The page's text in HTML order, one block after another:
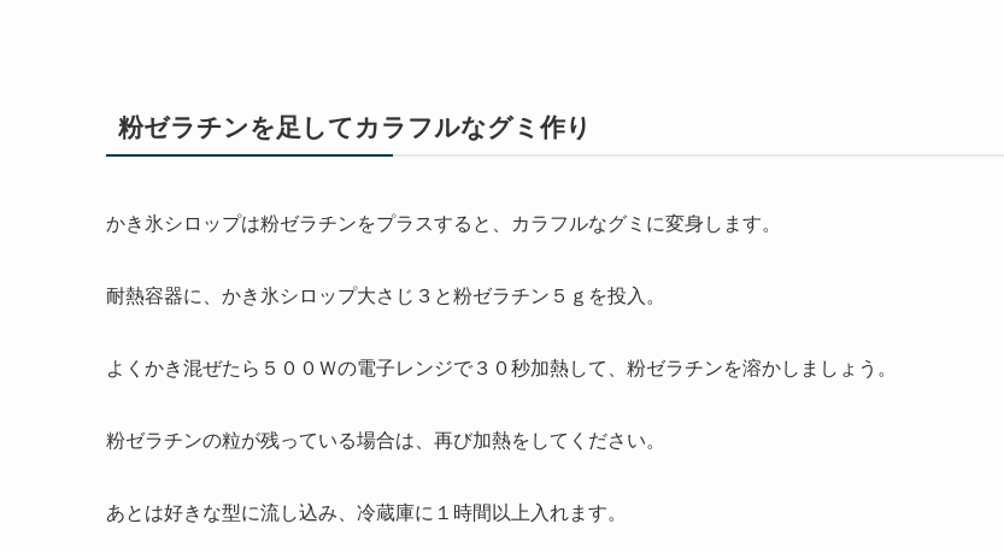
粉ゼラチンを足してカラフルなグミ作り
かき氷シロップは粉ゼラチンをプラスすると、カラフルなグミに変身します。
耐熱容器に、かき氷シロップ大さじ３と粉ゼラチン５ｇを投入。
よくかき混ぜたら５００Ｗの電子レンジで３０秒加熱して、粉ゼラチンを溶かしましょう。
粉ゼラチンの粒が残っている場合は、再び加熱をしてください。
あとは好きな型に流し込み、冷蔵庫に１時間以上入れます。